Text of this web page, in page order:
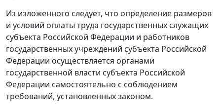
Из изложенного следует, что определение размеров
и условий оплаты труда государственных служащих
субъекта Российской Федерации и работников
государственных учреждений субъекта Российской
Федерации осуществляется органами
государственной власти субъекта Российской
Федерации самостоятельно с соблюдением
требований, установленных законом.